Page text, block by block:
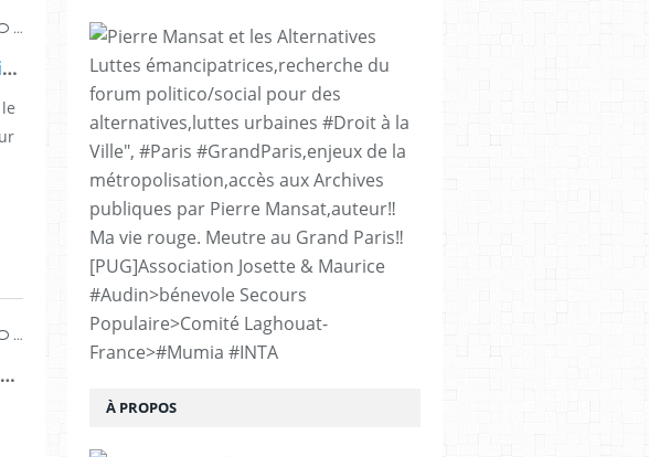
…
Dans Le Monde, les premières pistes de transformation du périphérique de Paris
…
Urbanisme consacre un dossier aux"nouvelles figures du droit à la ville"
Luttes émancipatrices,recherche du
forum politico/social pour des
alternatives,luttes urbaines #Droit à la
Ville", #Paris #GrandParis,enjeux de la
métropolisation,accès aux Archives
publiques par Pierre Mansat,auteur‼️
Ma vie rouge. Meutre au Grand Paris‼️
[PUG]Association Josette & Maurice
#Audin>bénevole Secours
Populaire>Comité Laghouat-
France>#Mumia #INTA
À PROPOS